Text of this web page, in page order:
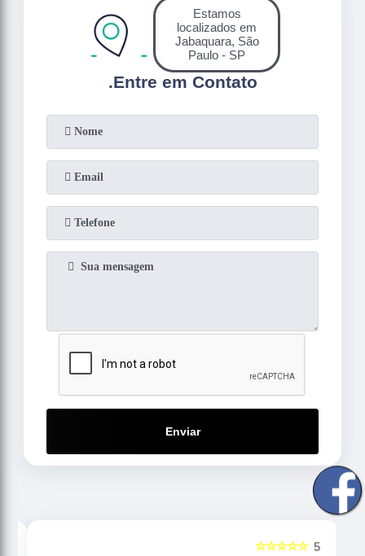
.Entre em Contato
Estamos
localizados em
Jabaquara, São
Paulo - SP
Enviar
5
☆☆☆☆☆